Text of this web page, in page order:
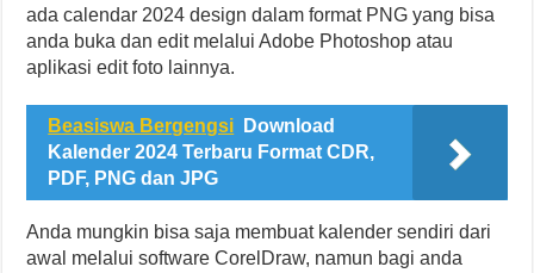
ada calendar 2024 design dalam format PNG yang bisa
anda buka dan edit melalui Adobe Photoshop atau
aplikasi edit foto lainnya.
Beasiswa Bergengsi
Download
Kalender 2024 Terbaru Format CDR,
PDF, PNG dan JPG
Anda mungkin bisa saja membuat kalender sendiri dari
awal melalui software CorelDraw, namun bagi anda